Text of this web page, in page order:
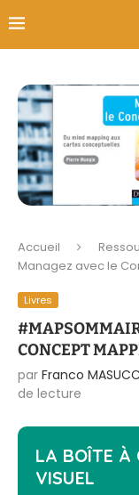
Accueil
Managez avec le
Livres
CONCEPT
par Franco
de lecture
LA BOÎTE À
VISUEL